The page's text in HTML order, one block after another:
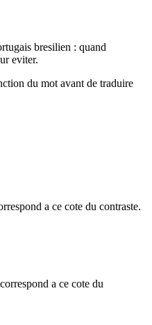
bresilien : quand
eviter.
du mot avant de traduire
a ce cote du contraste.
a ce cote du